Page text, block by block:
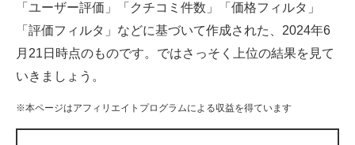
企業ITのトレンドを詳説
「ユーザー評価」「クチコミ件数」「価格フィルタ」
「評価フィルタ」などに基づいて作成された、2024年6
月21日時点のものです。ではさっそく上位の結果を見て
いきましょう。
※本ページはアフィリエイトプログラムによる収益を得ています